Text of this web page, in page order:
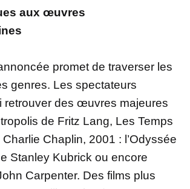
aux œuvres
promet de traverser les
genres. Les spectateurs
retrouver des œuvres majeures
de Fritz Lang, Les Temps
Chaplin, 2001 : l’Odyssée
Stanley Kubrick ou encore
Carpenter. Des films plus